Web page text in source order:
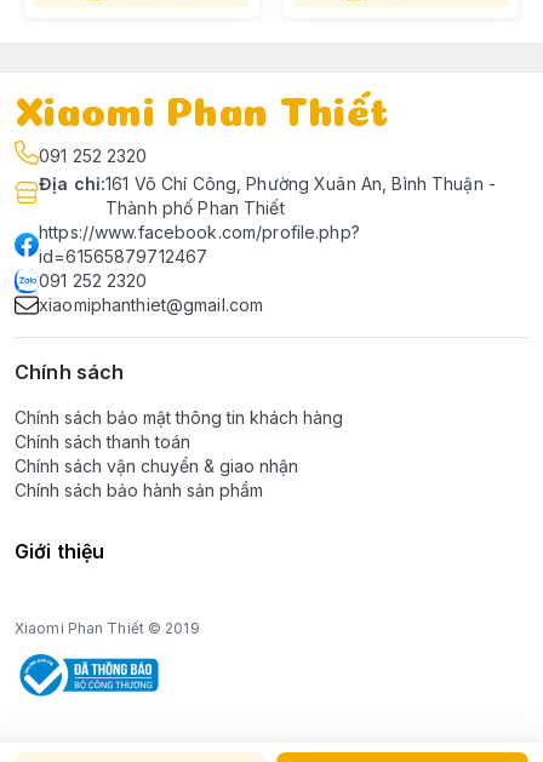
Xiaomi Phan Thiết
091 252 2320
Địa chỉ:161 Võ Chí Công, Phường Xuân An, Bình Thuận -
Thành phố Phan Thiết
https://www.facebook.com/profile.php?
id=61565879712467
091 252 2320
xiaomiphanthiet@gmail.com
Chính sách
Chính sách bảo mật thông tin khách hàng
Chính sách thanh toán
Chính sách vận chuyển & giao nhận
Chính sách bảo hành sản phẩm
Giới thiệu
Xiaomi Phan Thiết © 2019